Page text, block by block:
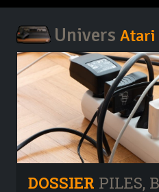
Univers Atari
DOSSIER PILES,